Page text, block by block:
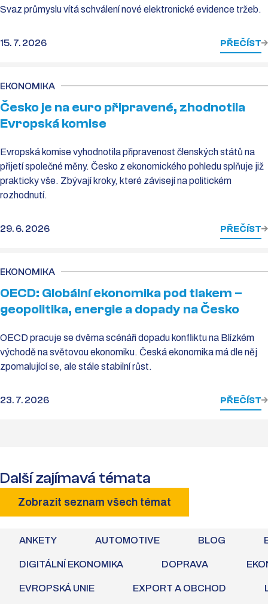
Svaz průmyslu vítá schválení nové elektronické evidence tržeb.
15. 7. 2026 PŘEČÍST
EKONOMIKA
Česko je na euro připravené, zhodnotila
Evropská komise
Evropská komise vyhodnotila připravenost členských států na
přijetí společné měny. Česko z ekonomického pohledu splňuje již
prakticky vše. Zbývají kroky, které závisejí na politickém
rozhodnutí.
29. 6. 2026 PŘEČÍST
EKONOMIKA
OECD: Globální ekonomika pod tlakem –
geopolitika, energie a dopady na Česko
OECD pracuje se dvěma scénáři dopadu konfliktu na Blízkém
východě na světovou ekonomiku. Česká ekonomika má dle něj
zpomalující se, ale stále stabilní růst.
23. 7. 2026 PŘEČÍST
Další zajímavá témata
Zobrazit seznam všech témat
ANKETY AUTOMOTIVE BLOG
DIGITÁLNÍ EKONOMIKA DOPRAVA
EVROPSKÁ UNIE EXPORT A OBCHOD